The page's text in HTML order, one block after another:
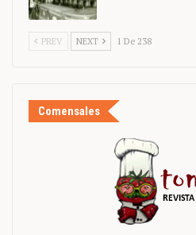
PREV NEXT 1 De 238
Comensales